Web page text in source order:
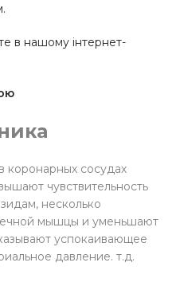
в нашому інтернет-
коронарных сосудах
чувствительность
несколько
мышцы и уменьшают
успокаивающее
давление. т.д.